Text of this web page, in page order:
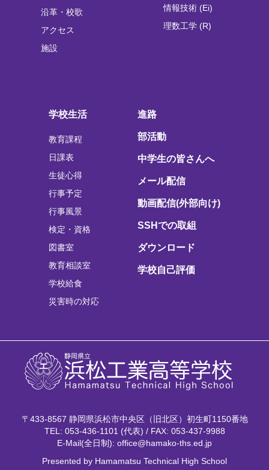
沿革・校歌
アクセス
施設
情報技術 (Ei)
理数工学 (R)
学校生活
教育課程
日課表
生徒心得
行事予定
行事風景
検定・資格
図書室
教育相談室
学校給食
災害時の対応
進路
部活動
中学生の皆さんへ
メール配信
動画配信(外部向け)
SSHでの取組
ダウンロード
学校自己評価
〒433-8567 静岡県浜松市中央区（旧北区）初生町1150番地
TEL: 053-436-1101 (代表) / FAX: 053-437-9988
E-Mail(全日制): office@hamako-ths.ed.jp
Presented by Hamamatsu Technical High School